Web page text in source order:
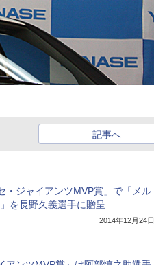
記事へ
・ジャイアンツMVP賞」で「メル
を長野久義選手に贈呈
2014年12月24日